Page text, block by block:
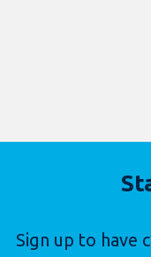
Sign up to have